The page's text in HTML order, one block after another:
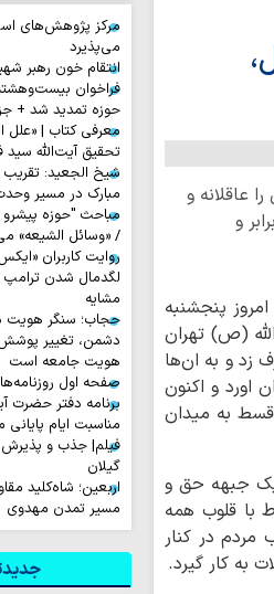
عاقلانه و
و
پنجشنبه
الله (ص) تهران
زد و به ان‌ها
اورد و اکنون
قسط به میدان
جبهه حق و
با قلوب همه
مردم در کنار
به کار گیرد.
مرکز پژوهش‌های
می‌پذیرد
انتقام خون رهبر
فراخوان
حوزه تمدید شد +
معرفی کتاب | «علل
تحقیق آیت‌الله سید
شیخ الجعید: تقریب
مبارک در مسیر
مباحث "حوزه پیشرو
/ «وسائل الشیعه»
لگدمال شدن ترامپ
مشایه
حجاب؛ سنگر هویت
دشمن، تغییر پوشش
هویت جامعه است
صفحه اول روزنامه‌های
برنامه دفتر حضرت
مناسبت ایام پایانی
فیلم| جذب و پذیرش
گیلان
اربعین؛ شاه‌کلید
مسیر تمدن مهدوی